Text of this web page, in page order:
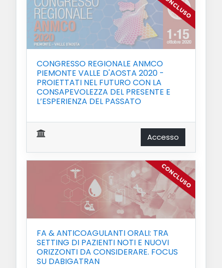
CONGRESSO REGIONALE ANMCO
PIEMONTE VALLE D'AOSTA 2020 -
PROIETTATI NEL FUTURO CON LA
CONSAPEVOLEZZA DEL PRESENTE E
L’ESPERIENZA DEL PASSATO
Accesso
FA & ANTICOAGULANTI ORALI: TRA
SETTING DI PAZIENTI NOTI E NUOVI
ORIZZONTI DA CONSIDERARE. FOCUS
SU DABIGATRAN